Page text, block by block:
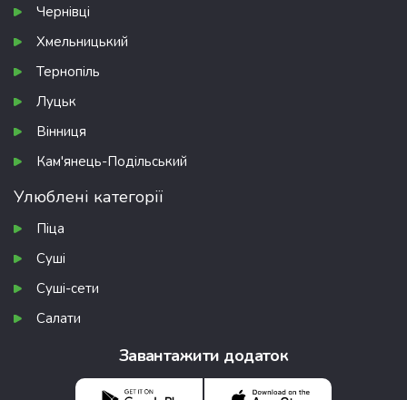
Чернівці
Хмельницький
Тернопіль
Луцьк
Вінниця
Кам'янець-Подільський
Улюблені категорії
Піца
Суші
Суші-сети
Салати
Завантажити додаток